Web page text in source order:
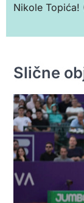
Nikole Topića!
Slične